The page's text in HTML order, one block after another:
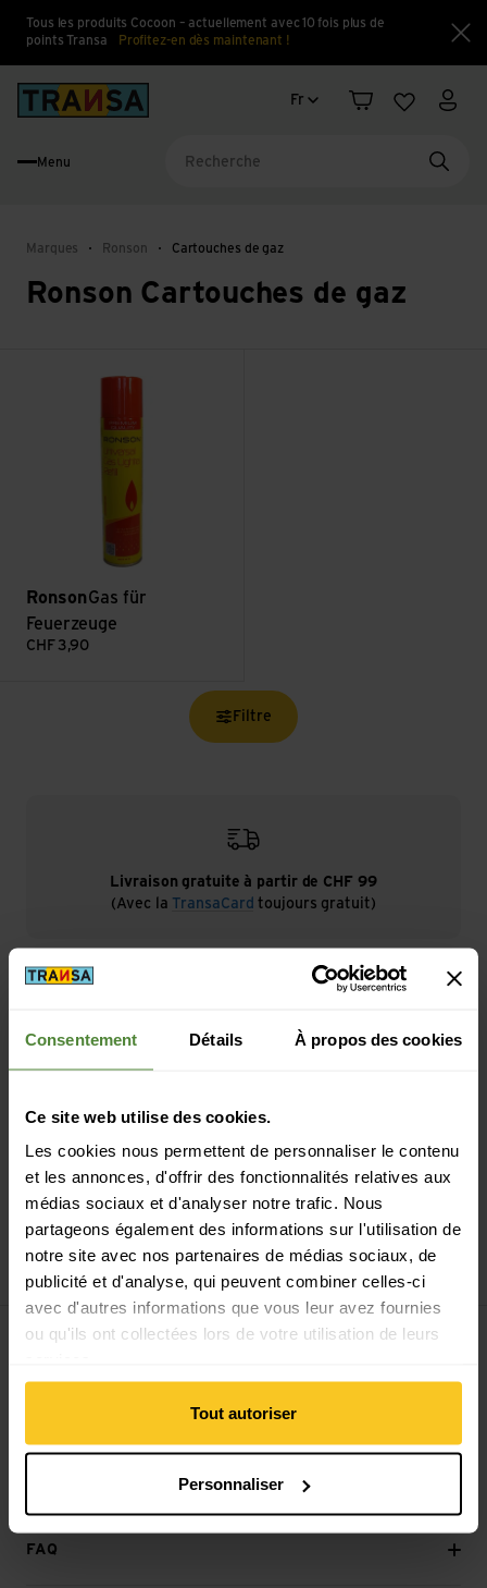
Consentement Détails À propos des cookies
Ce site web utilise des cookies.
Les cookies nous permettent de personnaliser le contenu
et les annonces, d'offrir des fonctionnalités relatives aux
médias sociaux et d'analyser notre trafic. Nous
partageons également des informations sur l'utilisation de
notre site avec nos partenaires de médias sociaux, de
publicité et d'analyse, qui peuvent combiner celles-ci
avec d'autres informations que vous leur avez fournies
ou qu'ils ont collectées lors de votre utilisation de leurs
Tout autoriser
Personnaliser
Tous les produits Cocoon – actuellement avec 10 fois plus de
points Transa
Profitez-en dès maintenant !
Changement de langue
Fr
PanierListe Mon
Menu
Marques Ronson Cartouches de gaz
Ronson Cartouches de gaz
RonsonGas für
Feuerzeuge
CHF 3,90
Filtre
Livraison gratuite à partir de CHF 99
(Avec la TransaCard toujours gratuit)
14 jours de droit de rétractation
S'inscrire à la newsletter
E-mail *
FAQ